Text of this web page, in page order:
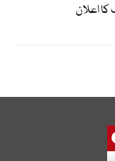
کا اعلان